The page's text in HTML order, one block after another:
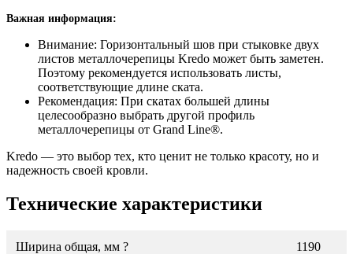
Важная информация:
Внимание: Горизонтальный шов при стыковке двух
листов металлочерепицы Kredo может быть заметен.
Поэтому рекомендуется использовать листы,
соответствующие длине ската.
Рекомендация: При скатах большей длины
целесообразно выбрать другой профиль
металлочерепицы от Grand Line®.
Kredo — это выбор тех, кто ценит не только красоту, но и
надежность своей кровли.
Технические характеристики
Ширина общая, мм ? 1190